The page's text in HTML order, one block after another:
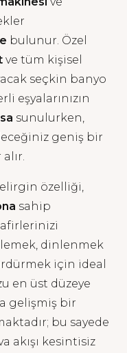
bulunur. Özel
ve tüm kişisel
seçkin banyo
eşyalarınızın
sunulurken,
geniş bir
özelliği,
sahip
dinlenmek
için ideal
en üst düzeye
gelişmiş bir
bu sayede
akışı kesintisiz